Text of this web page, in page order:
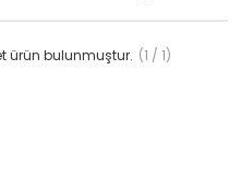
ürün bulunmuştur. (1 / 1)